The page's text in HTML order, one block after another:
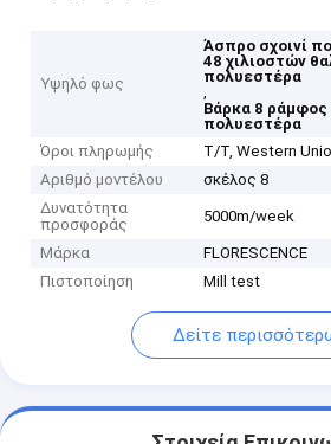
Υψηλό φως
Άσπρο σχοινί
48 χιλιοστών
πολυεστέρα
,
Βάρκα 8 ράμφος
πολυεστέρα
Όροι πληρωμής
T/T, Western
Αριθμό μοντέλου
σκέλος 8
Δυνατότητα
προσφοράς
5000m/week
Μάρκα
FLORESCENCE
Πιστοποίηση
Mill test
Δείτε